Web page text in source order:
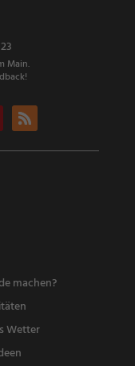
Main.
machen?
Wetter